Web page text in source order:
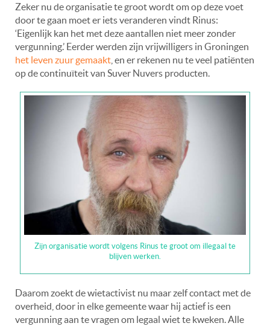
Zeker nu de organisatie te groot wordt om op deze voet
door te gaan moet er iets veranderen vindt Rinus:
‘Eigenlijk kan het met deze aantallen niet meer zonder
vergunning.’ Eerder werden zijn vrijwilligers in Groningen
het leven zuur gemaakt , en er rekenen nu te veel patiënten
op de continuïteit van Suver Nuvers producten.
Zijn organisatie wordt volgens Rinus te groot om illegaal te
blijven werken.
Daarom zoekt de wietactivist nu maar zelf contact met de
overheid, door in elke gemeente waar hij actief is een
vergunning aan te vragen om legaal wiet te kweken. Alle